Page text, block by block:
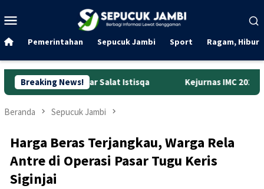
ke
Mobile
Pemerintahan Sepucuk Jambi Sport Ragam,
Breaking News!
Gelar Salat Istisqa Kejurnas IMC 2026: Muaythai Jambi
Beranda Sepucuk Jambi
Harga Beras Terjangkau, Warga Rela
Antre di Operasi Pasar Tugu Keris
Siginjai